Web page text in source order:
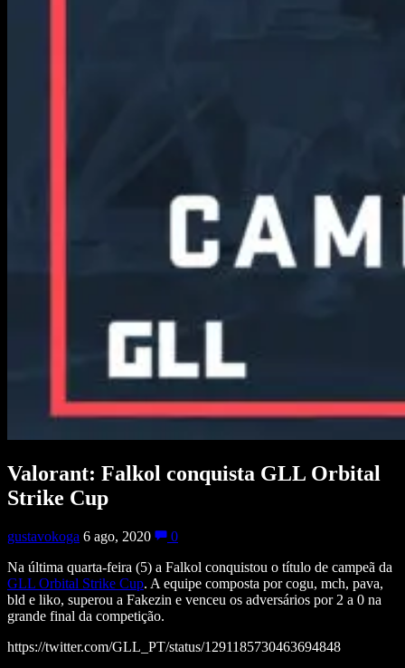
Valorant: Falkol conquista GLL Orbital
Strike Cup
gustavokoga 6 ago, 2020
0
Na última quarta-feira (5) a Falkol conquistou o título de campeã da
GLL Orbital Strike Cup. A equipe composta por cogu, mch, pava,
bld e liko, superou a Fakezin e venceu os adversários por 2 a 0 na
grande final da competição.
https://twitter.com/GLL_PT/status/1291185730463694848